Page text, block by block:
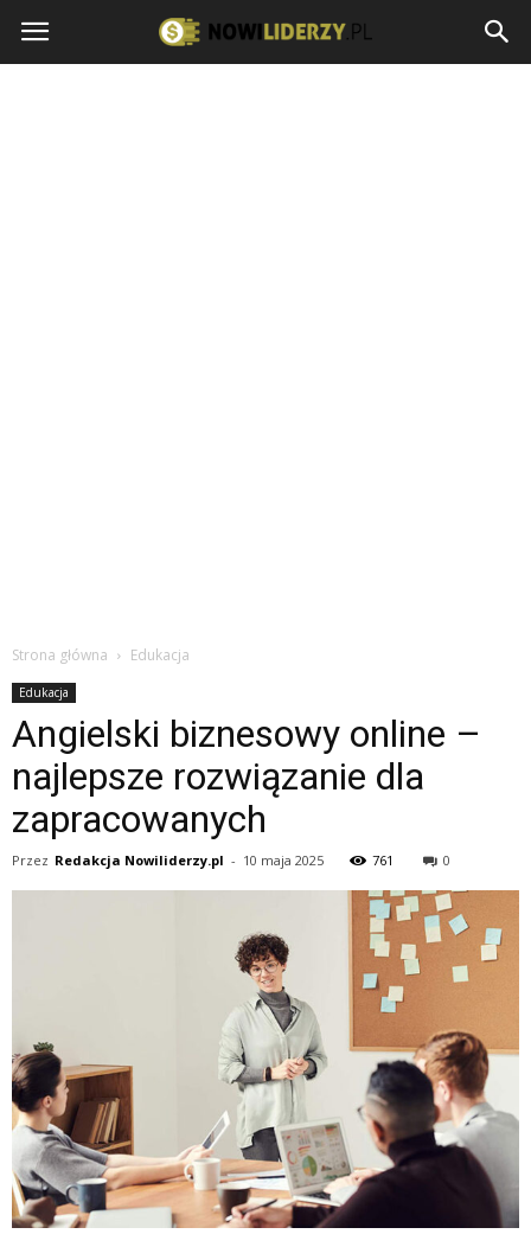
Strona główna Edukacja
Edukacja
Angielski biznesowy online –
najlepsze rozwiązanie dla
zapracowanych
Przez Redakcja Nowiliderzy.pl - 10 maja 2025 761 0